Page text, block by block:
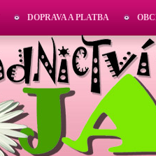
DOPRAVA A PLATBA